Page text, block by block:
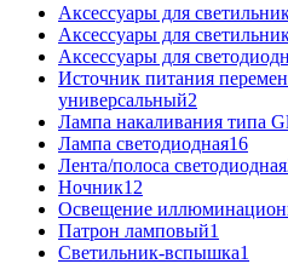
Аксессуары для
Аксессуары для
Аксессуары для
Источник питания
универсальный2
Лампа накаливания типа
Лампа светодиодная16
Лента/полоса светодиодная
Ночник12
Освещение
Патрон ламповый1
Светильник-вспышка1